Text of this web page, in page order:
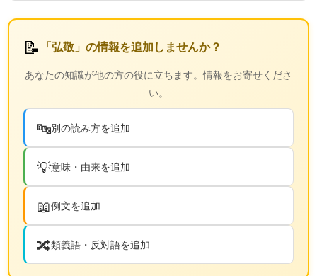
📝 「弘敬」の情報を追加しませんか？
あなたの知識が他の方の役に立ちます。情報をお寄せくださ
い。
🔤別の読み方を追加
💡意味・由来を追加
📖例文を追加
🔀類義語・反対語を追加